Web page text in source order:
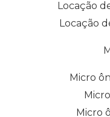
Locação
Locação
Micro
Micro